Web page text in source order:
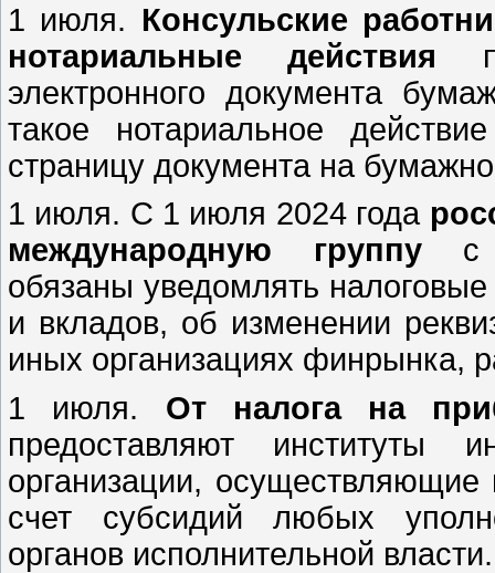
1 июля. Консульские
нотариальные действия
электронного документа
такое нотариальное
страницу документа на
1 июля. С 1 июля 2024 года
международную группу с
обязаны уведомлять
и вкладов, об изменении
иных организациях финрынка,
1 июля. От налога на
предоставляют институты
организации, осуществляющие
счет субсидий любых
органов исполнительной власти.